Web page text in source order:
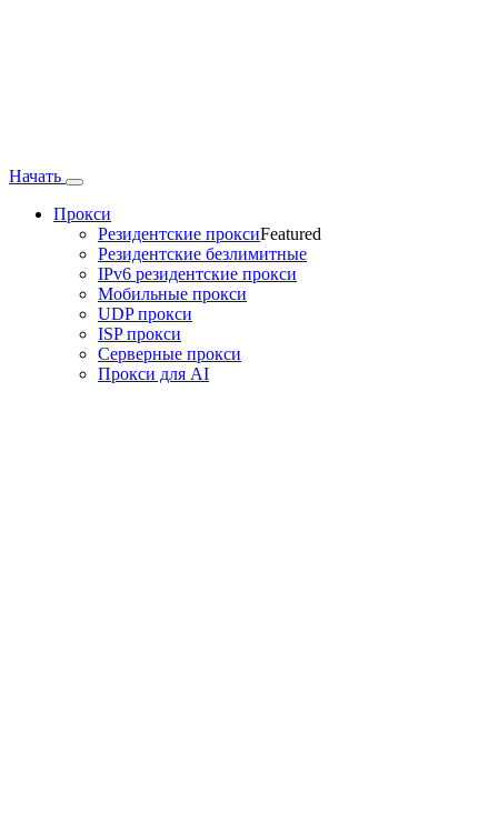
Начать
Прокси
Резидентские проксиFeatured
Резидентские безлимитные
IPv6 резидентские прокси
Мобильные прокси
UDP прокси
ISP прокси
Серверные прокси
Прокси для AI